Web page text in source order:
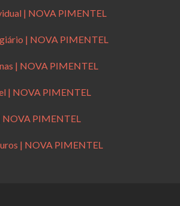
| NOVA PIMENTEL
| NOVA PIMENTEL
| NOVA PIMENTEL
| NOVA PIMENTEL
NOVA PIMENTEL
| NOVA PIMENTEL